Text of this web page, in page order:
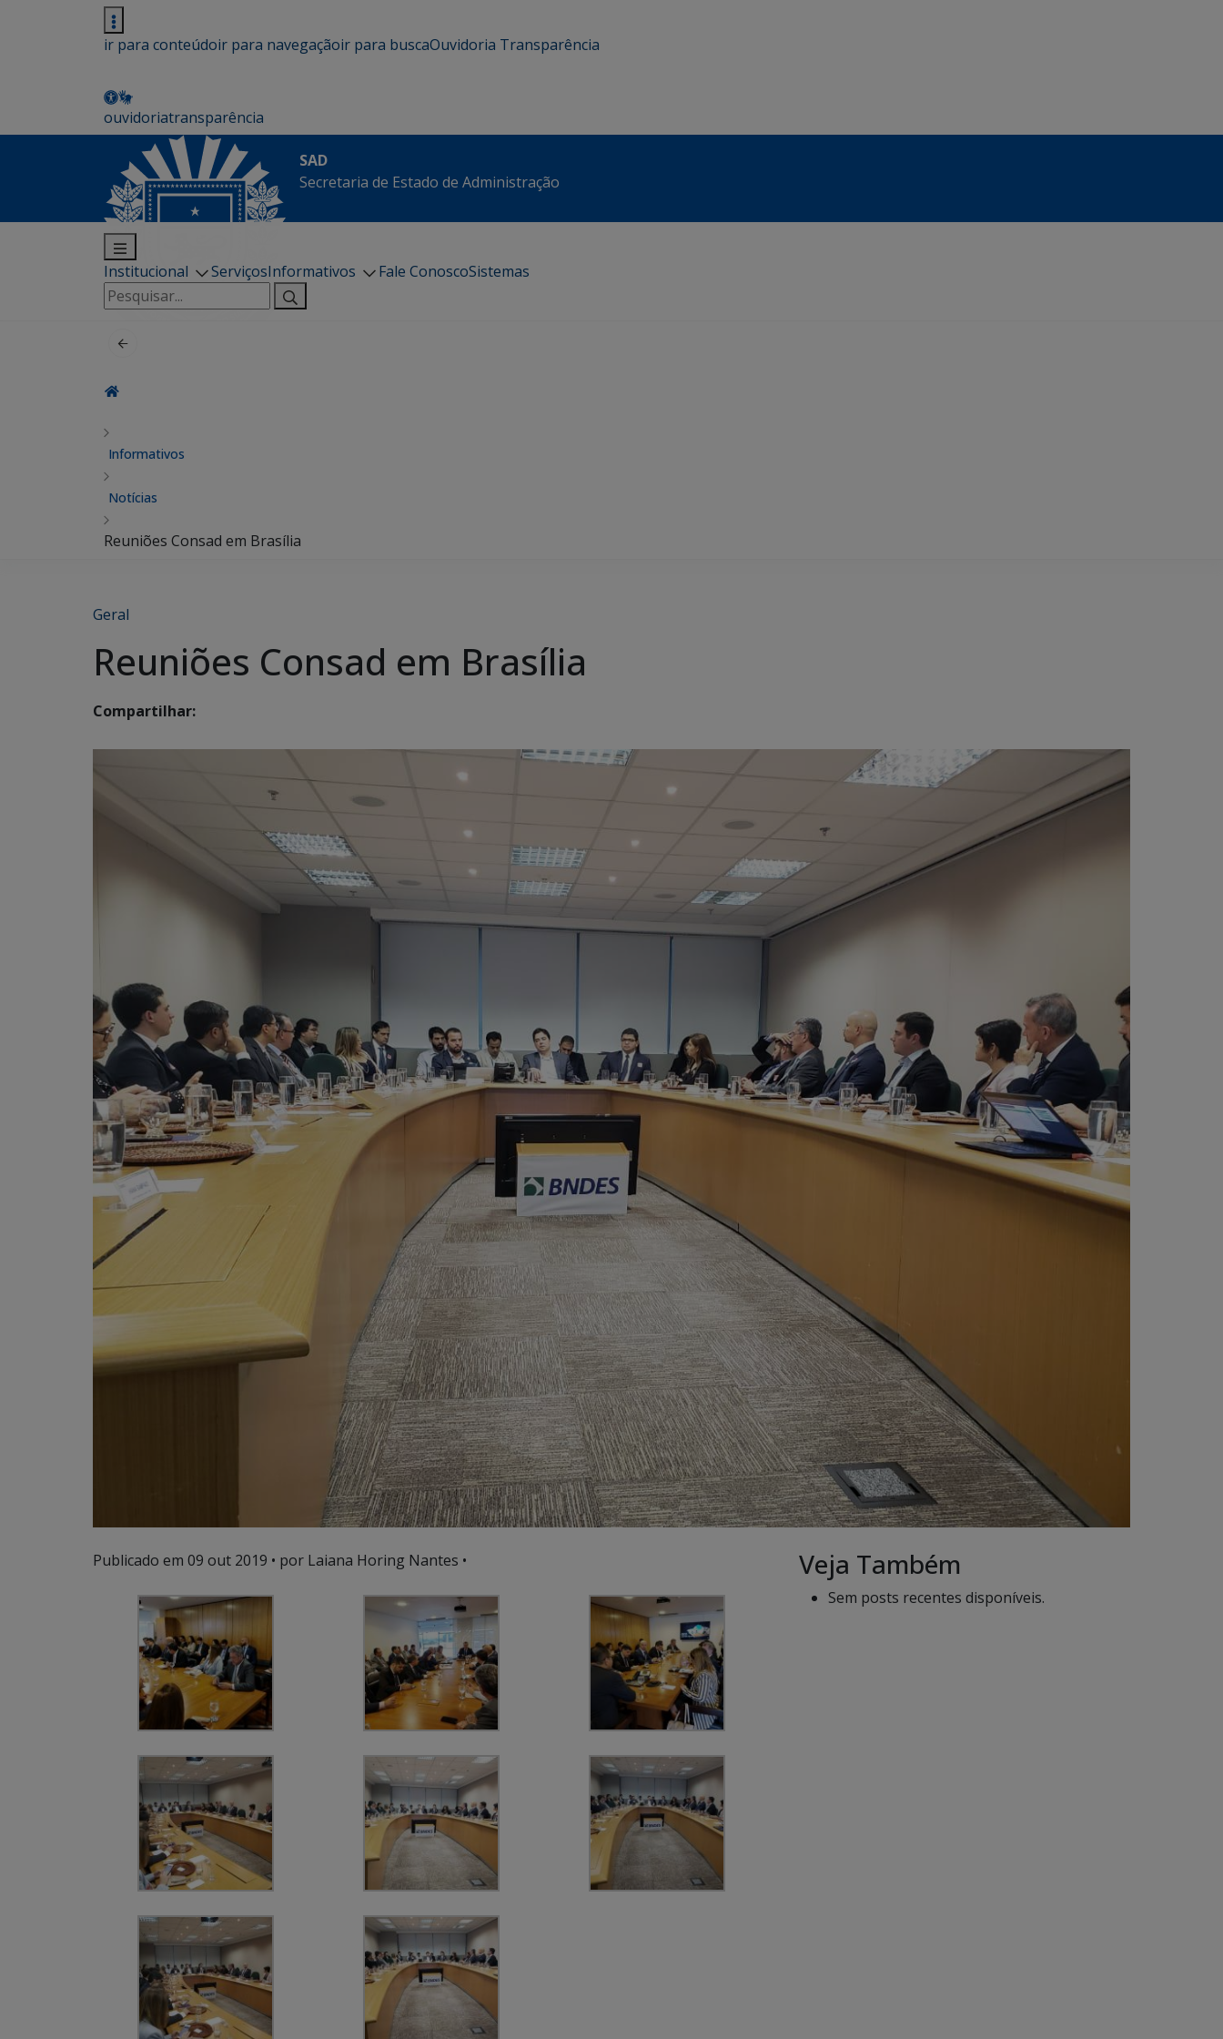
ir para conteúdoir para navegaçãoir para buscaOuvidoria Transparência
ouvidoriatransparência
SAD
Secretaria de Estado de Administração
Institucional ServiçosInformativos Fale ConoscoSistemas
Pesquisar
por:
Informativos
Notícias
Reuniões Consad em Brasília
Geral
Reuniões Consad em Brasília
Compartilhar:
Publicado em 09 out 2019 • por Laiana Horing Nantes • Veja Também
Sem posts recentes disponíveis.